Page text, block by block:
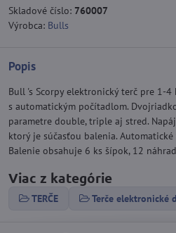
Skladové číslo: 760007
Výrobca: Bulls
Popis
Bull 's Scorpy elektronický terč pre 1-
s automatickým počítadlom.
parametre double, triple aj stred.
ktorý je súčasťou balenia.
Balenie obsahuje 6 ks šípok, 12
Viac z kategórie
TERČE Terče elektronické